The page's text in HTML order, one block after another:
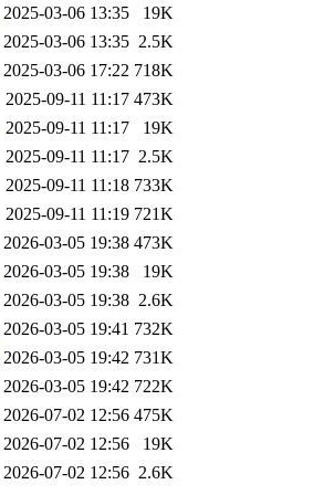
2025-03-06 13:35
19K
2025-03-06 13:35 2.5K
2025-03-06 17:22 718K
2025-09-11 11:17 473K
2025-09-11 11:17
19K
2025-09-11 11:17 2.5K
2025-09-11 11:18 733K
2025-09-11 11:19 721K
2026-03-05 19:38 473K
2026-03-05 19:38
19K
2026-03-05 19:38 2.6K
2026-03-05 19:41 732K
2026-03-05 19:42 731K
2026-03-05 19:42 722K
2026-07-02 12:56 475K
2026-07-02 12:56
19K
2026-07-02 12:56 2.6K